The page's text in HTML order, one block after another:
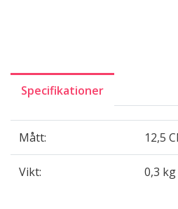
Specifikationer
Mått: 12,5
Vikt: 0,3 kg